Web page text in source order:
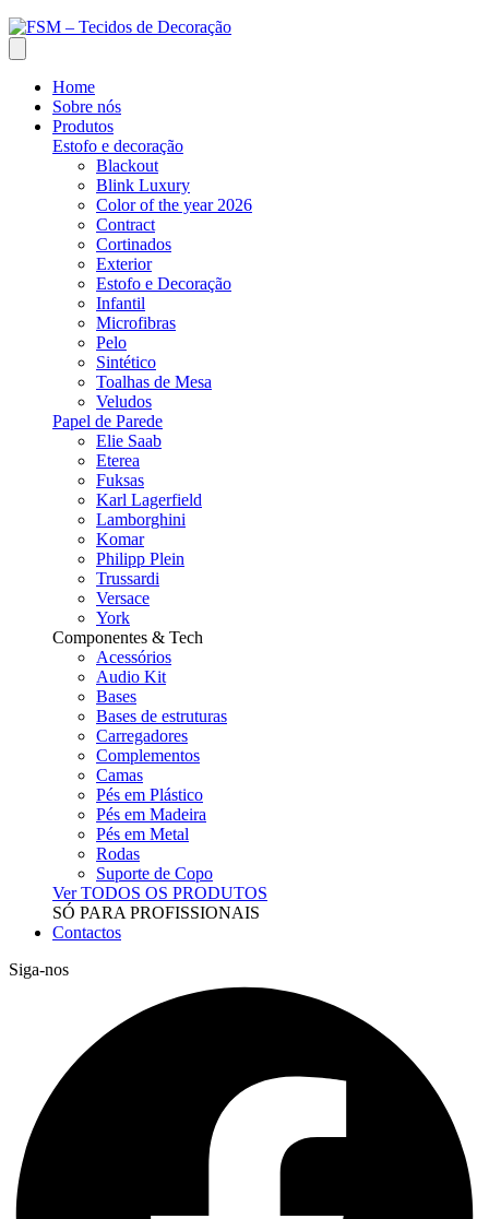
Home
Sobre nós
Produtos
Estofo e decoração
Blackout
Blink Luxury
Color of the year 2026
Contract
Cortinados
Exterior
Estofo e Decoração
Infantil
Microfibras
Pelo
Sintético
Toalhas de Mesa
Veludos
Papel de Parede
Elie Saab
Eterea
Fuksas
Karl Lagerfield
Lamborghini
Komar
Philipp Plein
Trussardi
Versace
York
Componentes & Tech
Acessórios
Audio Kit
Bases
Bases de estruturas
Carregadores
Complementos
Camas
Pés em Plástico
Pés em Madeira
Pés em Metal
Rodas
Suporte de Copo
Ver TODOS OS PRODUTOS
SÓ PARA PROFISSIONAIS
Contactos
Siga-nos